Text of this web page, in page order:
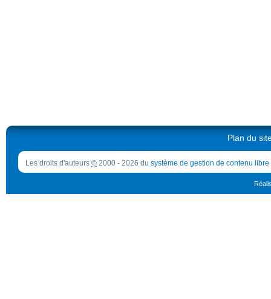
Plan du
Les droits d'auteurs © 2000 - 2026 du système de gestion de contenu libre